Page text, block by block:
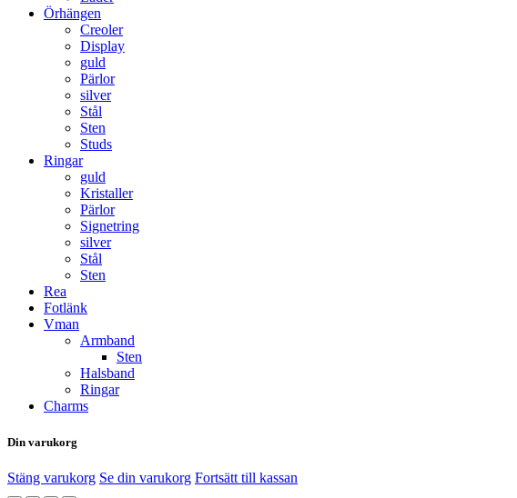
Örhängen
Creoler
Display
guld
Pärlor
silver
Stål
Sten
Studs
Ringar
guld
Kristaller
Pärlor
Signetring
silver
Stål
Sten
Rea
Fotlänk
Vman
Armband
Sten
Halsband
Ringar
Charms
Din varukorg
Stäng varukorg Se din varukorg Fortsätt till kassan